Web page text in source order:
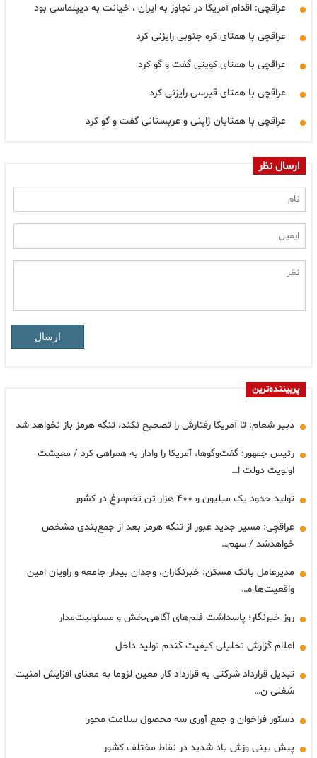
عراقچی: اقدام آمریکا در تجاوز به ایران ، خیانت به دیپلماسی بود
عراقچی با همتای کره جنوبی رایزنی کرد
عراقچی با همتای کویتی گفت و گو کرد
عراقچی با همتای قبرسی رایزنی کرد
عراقچی با همتایان ژاپنی و عربستانی گفت و گو کرد
ارسال نظر
ارسال
پربیننده‌ترین
دبیر شعام: تا آمریکا رفتارش را تصحیح نکند، تنگه هرمز باز نخواهد شد
رئیس جمهور: گفت‌وگوها، آمریکا را وادار به همراهی کرد / معیشت
اولویت دولت ا…
تولید حدود یک میلیون و ۴۰۰ هزار تن تخم‌مرغ در کشور
عراقچی: مسیر جدید عبور از تنگه هرمز بعد از جمع‌بندی مشخص
خواهدشد / سهم…
مدیرعامل بانک مسکن: خبرنگاران، وجدان بیدار جامعه و راویان امین
واقعیت‌ها ه…
روز خبرنگار؛ پاسداشت قلم‌های آگاهی‌بخش و مسئولیت‌مدار
اعلام گزارش تحلیلی کیفیت گندم تولید داخل
تبدیل قرارداد شرکتی به قرارداد کار معین لزوما به معنای افزایش امنیت
شغلی ن…
دستور فراخوان و جمع آوری سه محصول سلامت محور
پیش بینی وزش باد شدید در نقاط مختلف کشور